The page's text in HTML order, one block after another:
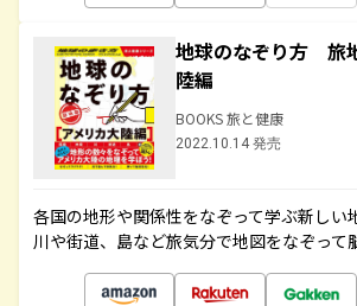
地球のなぞり方 旅
陸編
BOOKS 旅と健康
2022.10.14 発売
各国の地形や関係性をなぞって学ぶ新しい
川や街道、島など旅気分で地図をなぞって